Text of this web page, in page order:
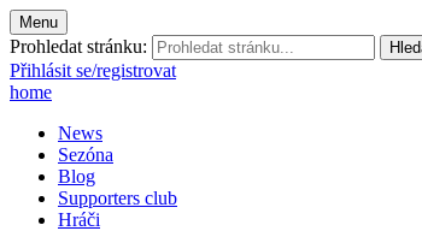
Menu
Prohledat stránku:
Přihlásit se/registrovat
home
News
Sezóna
Blog
Supporters club
Hráči